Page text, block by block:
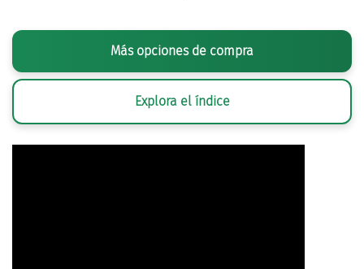
Más opciones de compra
Explora el índice